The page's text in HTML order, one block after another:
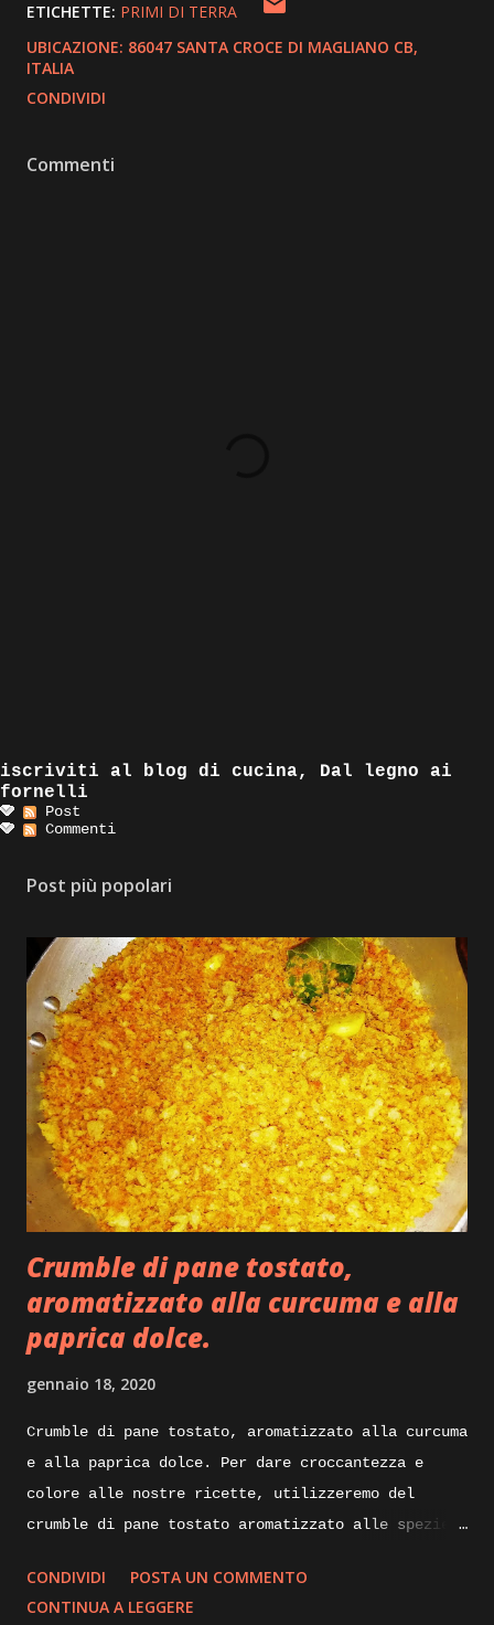
ETICHETTE: PRIMI DI TERRA
UBICAZIONE: 86047 SANTA CROCE DI MAGLIANO CB,
ITALIA
CONDIVIDI
Commenti
iscriviti al blog di cucina, Dal legno ai
fornelli
Post
Commenti
Post più popolari
Crumble di pane tostato,
aromatizzato alla curcuma e alla
paprica dolce.
gennaio 18, 2020
Crumble di pane tostato, aromatizzato alla curcuma
e alla paprica dolce. Per dare croccantezza e
colore alle nostre ricette, utilizzeremo del
crumble di pane tostato aromatizzato alle spezie.
impreziosire e dare croccantezza ai mie piatti.
Ingredienti: mollica di pane non troppo fresca un
CONDIVIDI
POSTA UN COMMENTO
CONTINUA A LEGGERE